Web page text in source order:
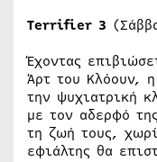
Terrifier 3
Έχοντας
Άρτ του Κλόουν,
την ψυχιατρική
με τον αδερφό
τη ζωή τους,
εφιάλτης θα